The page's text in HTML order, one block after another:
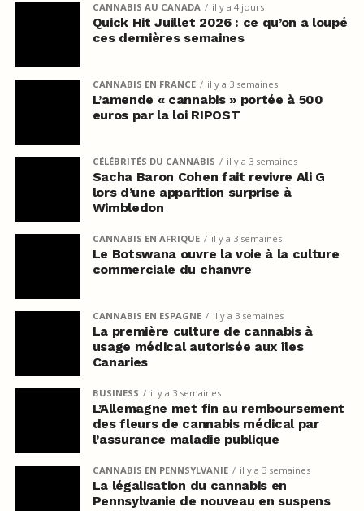
CANNABIS AU CANADA il y a 4 jours
Quick Hit Juillet 2026 : ce qu’on a loupé
ces dernières semaines
CANNABIS EN FRANCE il y a 3 semaines
L’amende « cannabis » portée à 500
euros par la loi RIPOST
CÉLÉBRITÉS DU CANNABIS il y a 3 semaines
Sacha Baron Cohen fait revivre Ali G
lors d’une apparition surprise à
Wimbledon
CANNABIS EN AFRIQUE il y a 3 semaines
Le Botswana ouvre la voie à la culture
commerciale du chanvre
CANNABIS EN ESPAGNE il y a 3 semaines
La première culture de cannabis à
usage médical autorisée aux îles
Canaries
BUSINESS il y a 3 semaines
L’Allemagne met fin au remboursement
des fleurs de cannabis médical par
l’assurance maladie publique
CANNABIS EN PENNSYLVANIE il y a 3 semaines
La légalisation du cannabis en
Pennsylvanie de nouveau en suspens